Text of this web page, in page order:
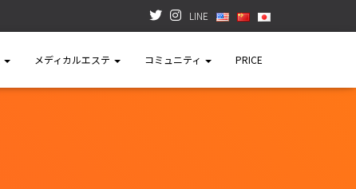
LINE
メディカルエステ コミュニティ PRICE